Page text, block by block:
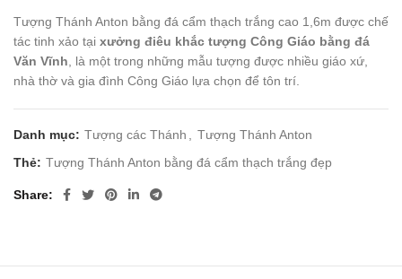
Tượng Thánh Anton bằng đá cẩm thạch trắng cao 1,6m được chế
tác tinh xảo tại xưởng điêu khắc tượng Công Giáo bằng đá
Văn Vĩnh, là một trong những mẫu tượng được nhiều giáo xứ,
nhà thờ và gia đình Công Giáo lựa chọn để tôn trí.
Danh mục: Tượng các Thánh , Tượng Thánh Anton
Thẻ: Tượng Thánh Anton bằng đá cẩm thạch trắng đẹp
Share